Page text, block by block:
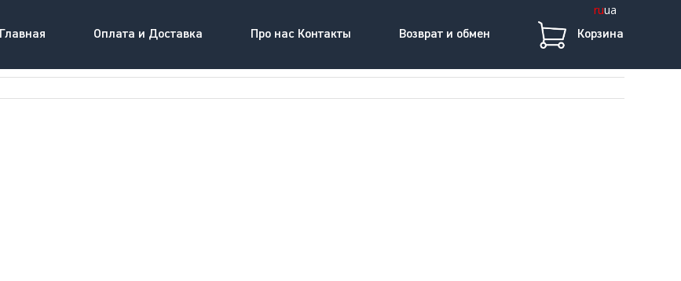
ruua
Главная Оплата и Доставка Про нас Контакты Возврат и обмен Корзина